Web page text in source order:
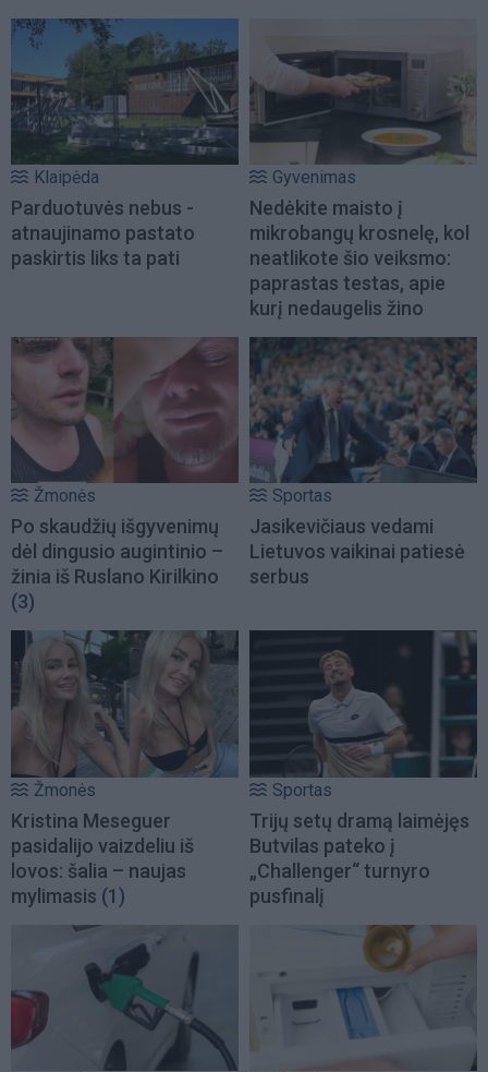
Klaipėda
Parduotuvės nebus -
atnaujinamo pastato
paskirtis liks ta pati
Gyvenimas
Nedėkite maisto į
mikrobangų krosnelę, kol
neatlikote šio veiksmo:
paprastas testas, apie
kurį nedaugelis žino
Žmonės
Po skaudžių išgyvenimų
dėl dingusio augintinio –
žinia iš Ruslano Kirilkino
(3)
Sportas
Jasikevičiaus vedami
Lietuvos vaikinai patiesė
serbus
Žmonės
Kristina Meseguer
pasidalijo vaizdeliu iš
lovos: šalia – naujas
mylimasis (1)
Sportas
Trijų setų dramą laimėjęs
Butvilas pateko į
„Challenger“ turnyro
pusfinalį